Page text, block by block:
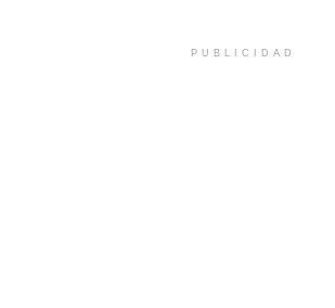
PUBLICIDAD